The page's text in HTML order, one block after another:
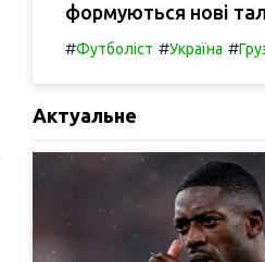
формуються нові
#Футболіст #Україна #
Актуальне